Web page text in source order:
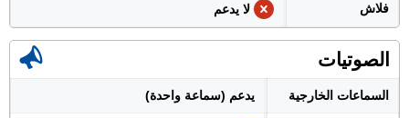
فلاش لا يدعم
الصوتيات
السماعات الخارجية يدعم (سماعة واحدة)